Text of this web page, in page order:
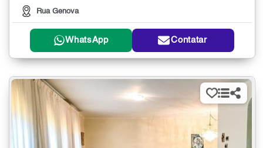
Rua Genova
WhatsApp Contatar